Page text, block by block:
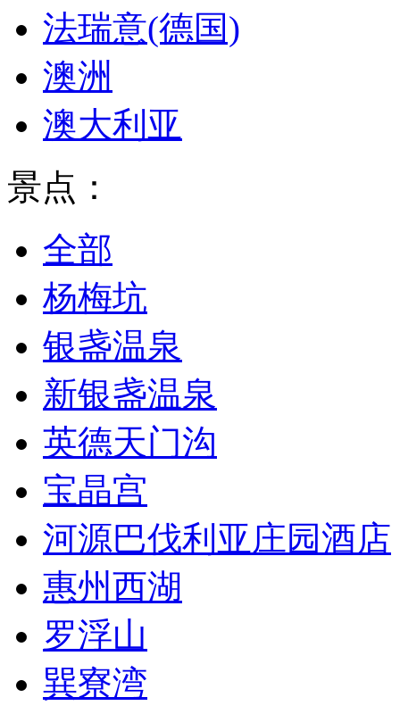
法瑞意(德国)
澳洲
澳大利亚
景点：
全部
杨梅坑
银盏温泉
新银盏温泉
英德天门沟
宝晶宫
河源巴伐利亚庄园酒店
惠州西湖
罗浮山
巽寮湾